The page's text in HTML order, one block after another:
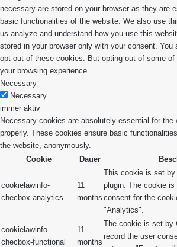
necessary are stored on your browser as they are
basic functionalities of the website. We also use
us analyze and understand how you use this
stored in your browser only with your consent. You
opt-out of these cookies. But opting out of some
your browsing experience.
Necessary
Necessary
immer aktiv
Necessary cookies are absolutely essential for the
properly. These cookies ensure basic
the website, anonymously.
Cookie
Dauer
cookielawinfo-
checbox-analytics
11
months
This cookie is set by
plugin. The cookie
consent for the
"Analytics".
cookielawinfo-
checbox-functional
11
months
The cookie is set by
record the user